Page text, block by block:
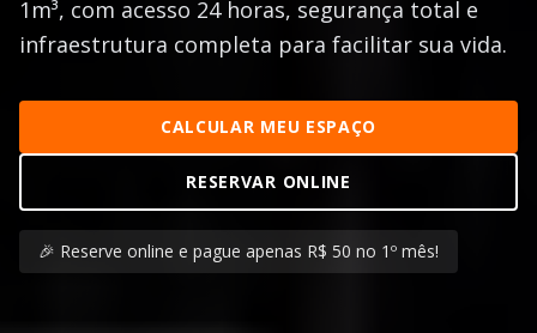
1m³, com acesso 24 horas, segurança total e
infraestrutura completa para facilitar sua vida.
CALCULAR MEU ESPAÇO
RESERVAR ONLINE
🎉 Reserve online e pague apenas R$ 50 no 1º mês!